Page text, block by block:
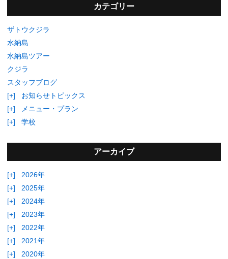
カテゴリー
ザトウクジラ
水納島
水納島ツアー
クジラ
スタッフブログ
[+]
お知らせトピックス
[+]
メニュー・プラン
[+]
学校
アーカイブ
[+]
2026年
[+]
2025年
[+]
2024年
[+]
2023年
[+]
2022年
[+]
2021年
[+]
2020年